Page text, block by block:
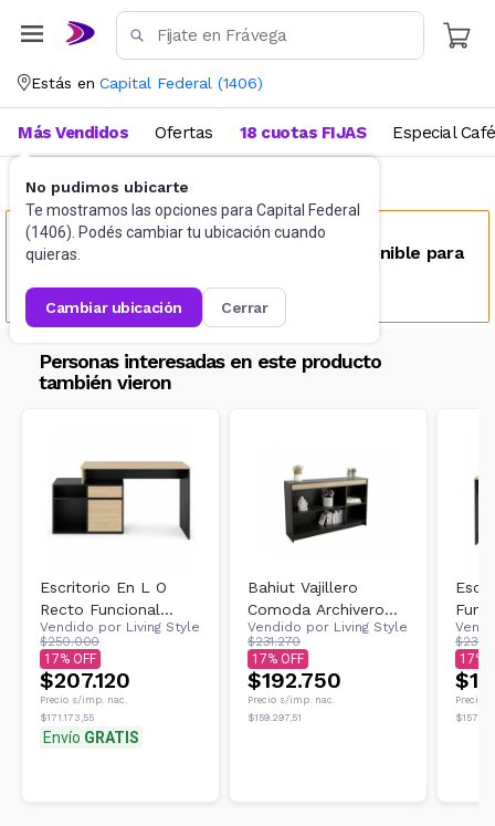
Estás en Capital Federal (1406)
No pudimos ubicarte
Te mostramos las opciones para Capital Federal
(1406). Podés cambiar tu ubicación cuando
quieras.
cambiar ubicación cerrar
Más Vendidos Ofertas 18 cuotas FIJAS Especial Café
Muebles Organizadores
Este producto no se encuentra disponible para
Personas interesadas en este producto
también vieron
Escritorio En L O
Recto Funcional
Oficina Hogar C/cajon
3048 Olmo Negro
Vendido por Living Style
$250.000
17
$207.120
Precio s/imp. nac.
$171.173,55
Envío GRATIS
Bahiut Vajillero
Comoda Archivero
Oficina Moderno
Color Negro Olmo
Vendido por Living Style
$231.270
17
$192.750
Precio s/imp. nac.
$159.297,51
17
Precio